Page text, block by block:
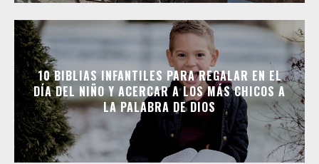
10 BIBLIAS INFANTILES PARA REGALAR EN EL
DÍA DEL NIÑO Y ACERCAR A LOS MÁS CHICOS A
LA PALABRA DE DIOS